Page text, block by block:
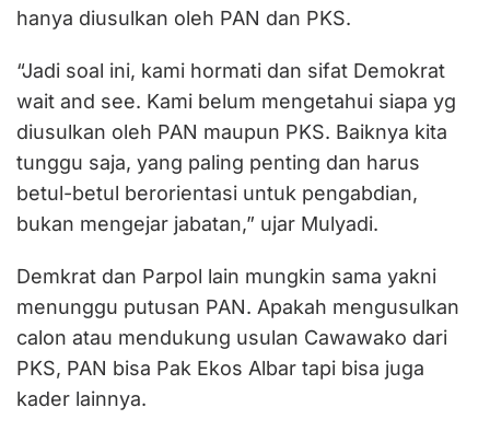
hanya diusulkan oleh PAN dan PKS.
“Jadi soal ini, kami hormati dan sifat Demokrat
wait and see. Kami belum mengetahui siapa yg
diusulkan oleh PAN maupun PKS. Baiknya kita
tunggu saja, yang paling penting dan harus
betul-betul berorientasi untuk pengabdian,
bukan mengejar jabatan,” ujar Mulyadi.
Demkrat dan Parpol lain mungkin sama yakni
menunggu putusan PAN. Apakah mengusulkan
calon atau mendukung usulan Cawawako dari
PKS, PAN bisa Pak Ekos Albar tapi bisa juga
kader lainnya.